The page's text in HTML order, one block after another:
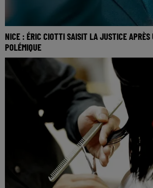
NICE : ÉRIC CIOTTI SAISIT LA JUSTICE APRÈS
POLÉMIQUE